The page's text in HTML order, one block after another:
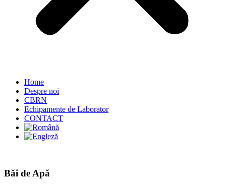
Home
Despre noi
CBRN
Echipamente de Laborator
CONTACT
Băi de Apă